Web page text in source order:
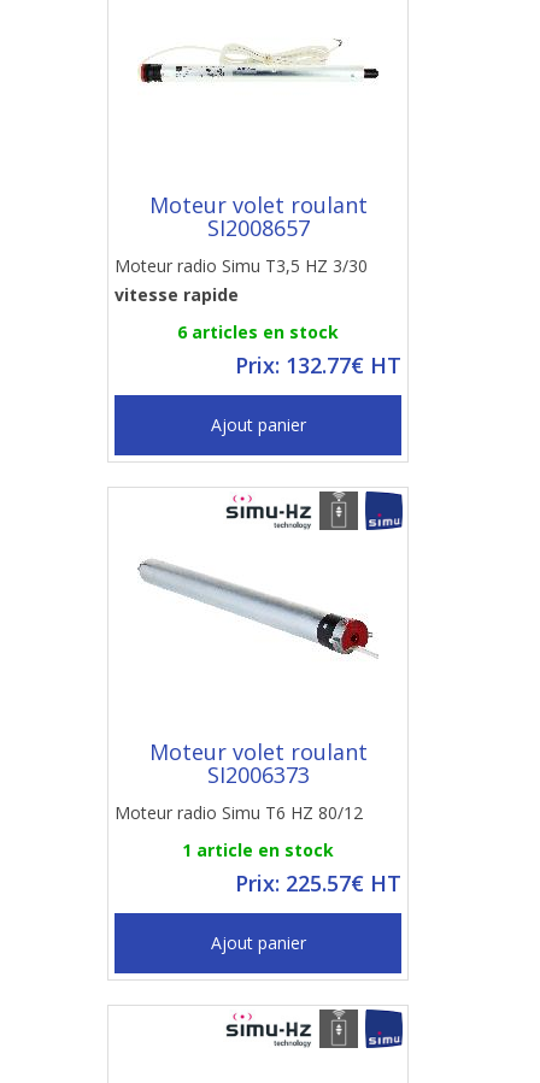
Moteur volet roulant
SI2008657
Moteur radio Simu T3,5 HZ 3/30
vitesse rapide
6 articles en stock
Prix: 132.77€ HT
Ajout panier
Moteur volet roulant
SI2006373
Moteur radio Simu T6 HZ 80/12
1 article en stock
Prix: 225.57€ HT
Ajout panier